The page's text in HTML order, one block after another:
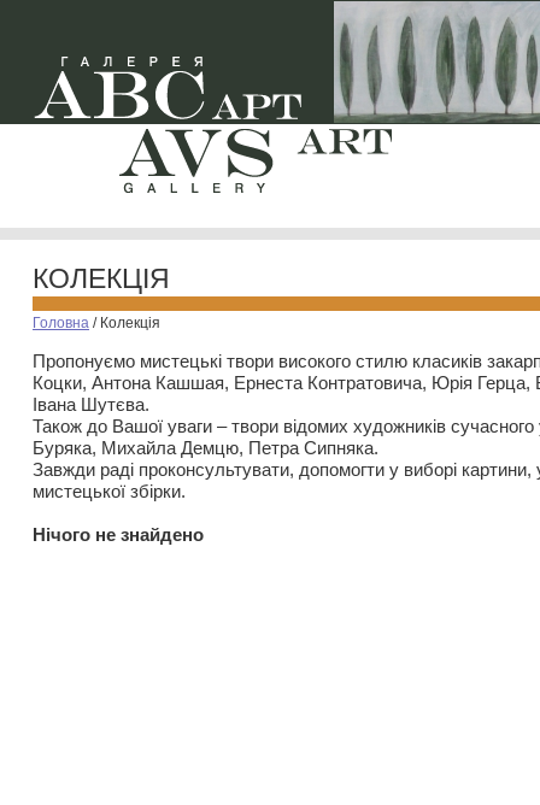
КОЛЕКЦІЯ
Головна / Колекція
Пропонуємо мистецькі твори високого стилю класиків
Коцки, Антона Кашшая, Ернеста Контратовича, Юрія
Івана Шутєва.
Також до Вашої уваги – твори відомих художників
Буряка, Михайла Демцю, Петра Сипняка.
Завжди раді проконсультувати, допомогти у виборі картини,
мистецької збірки.
Нiчого не знайдено